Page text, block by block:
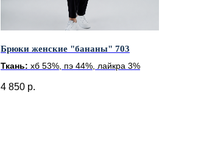
Брюки женские "бананы" 703
Ткань: хб 53%, пэ 44%, лайкра 3%
4 850 р.